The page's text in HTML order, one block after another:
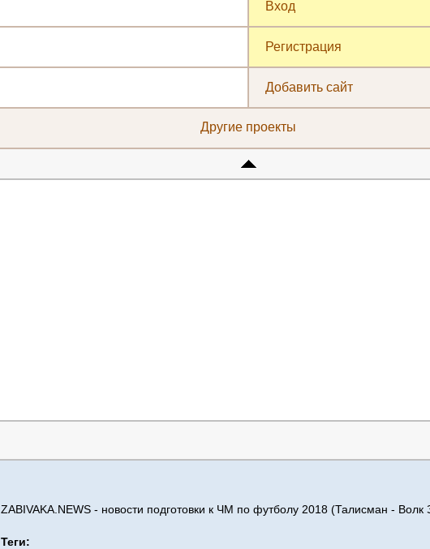
Вход
Регистрация
Добавить сайт
Другие проекты
ZABIVAKA.NEWS - новости подготовки к ЧМ по футболу 2018 (Талисман - Волк
Теги: